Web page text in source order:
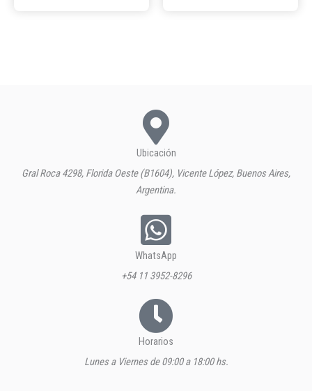
Ubicación
Gral Roca 4298, Florida Oeste (B1604), Vicente López, Buenos Aires,
Argentina.
WhatsApp
+54 11 3952-8296
Horarios
Lunes a Viernes de 09:00 a 18:00 hs.